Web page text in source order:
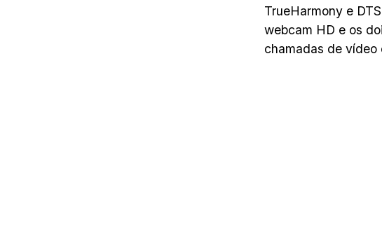
TrueHarmony e
webcam HD e os
chamadas de vídeo